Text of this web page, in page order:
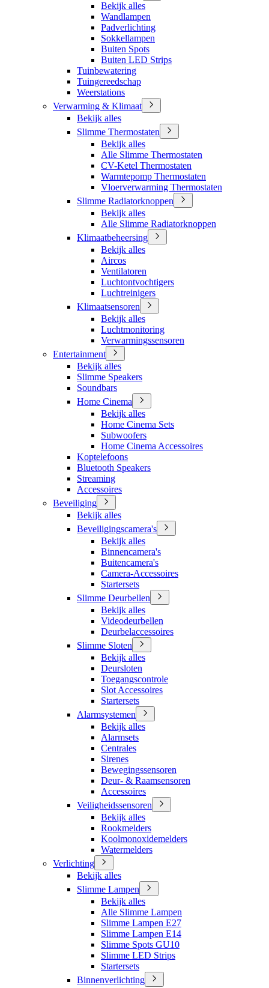
Bekijk alles
Wandlampen
Padverlichting
Sokkellampen
Buiten Spots
Buiten LED Strips
Tuinbewatering
Tuingereedschap
Weerstations
Verwarming & Klimaat
Bekijk alles
Slimme Thermostaten
Bekijk alles
Alle Slimme Thermostaten
CV-Ketel Thermostaten
Warmtepomp Thermostaten
Vloerverwarming Thermostaten
Slimme Radiatorknoppen
Bekijk alles
Alle Slimme Radiatorknoppen
Klimaatbeheersing
Bekijk alles
Aircos
Ventilatoren
Luchtontvochtigers
Luchtreinigers
Klimaatsensoren
Bekijk alles
Luchtmonitoring
Verwarmingssensoren
Entertainment
Bekijk alles
Slimme Speakers
Soundbars
Home Cinema
Bekijk alles
Home Cinema Sets
Subwoofers
Home Cinema Accessoires
Koptelefoons
Bluetooth Speakers
Streaming
Accessoires
Beveiliging
Bekijk alles
Beveiligingscamera's
Bekijk alles
Binnencamera's
Buitencamera's
Camera-Accessoires
Startersets
Slimme Deurbellen
Bekijk alles
Videodeurbellen
Deurbelaccessoires
Slimme Sloten
Bekijk alles
Deursloten
Toegangscontrole
Slot Accessoires
Startersets
Alarmsystemen
Bekijk alles
Alarmsets
Centrales
Sirenes
Bewegingssensoren
Deur- & Raamsensoren
Accessoires
Veiligheidssensoren
Bekijk alles
Rookmelders
Koolmonoxidemelders
Watermelders
Verlichting
Bekijk alles
Slimme Lampen
Bekijk alles
Alle Slimme Lampen
Slimme Lampen E27
Slimme Lampen E14
Slimme Spots GU10
Slimme LED Strips
Startersets
Binnenverlichting